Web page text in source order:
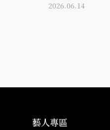
2026.06.14
藝人專區